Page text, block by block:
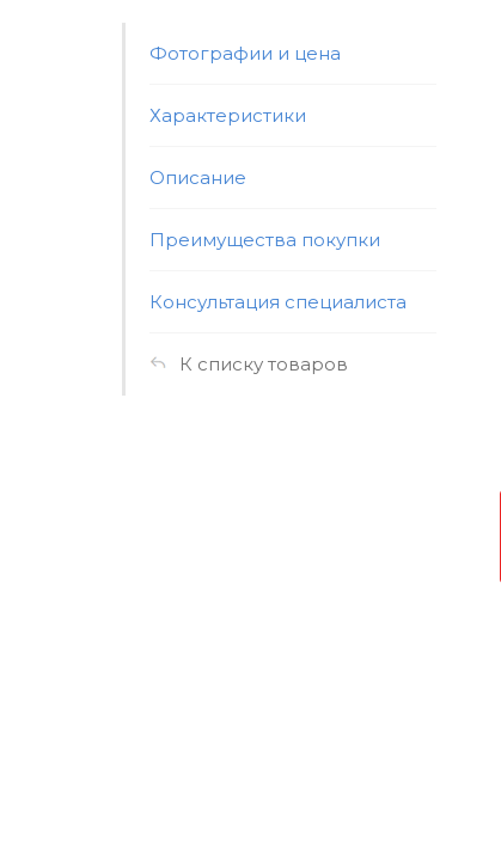
Фотографии и цена
Характеристики
Описание
Преимущества покупки
Консультация специалиста
К списку товаров